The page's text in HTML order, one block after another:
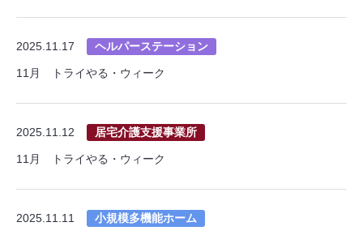
2025.11.17 ヘルパーステーション
11月 トライやる・ウィーク
2025.11.12 居宅介護支援事業所
11月 トライやる・ウィーク
2025.11.11 小規模多機能ホーム